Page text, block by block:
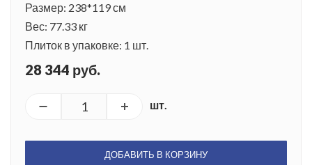
Размер: 238*119 см
Вес: 77.33 кг
Плиток в упаковке: 1 шт.
28 344 руб.
шт.
ДОБАВИТЬ В КОРЗИНУ